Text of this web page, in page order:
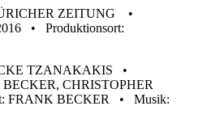
ZEITUNG •
• Produktionsort:
TZANAKAKIS •
CHRISTOPHER
FRANK BECKER • Musik: